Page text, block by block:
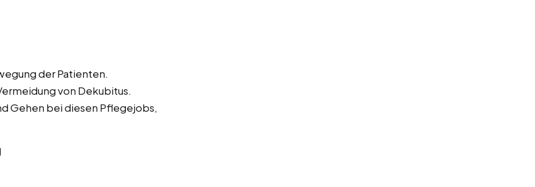
der Patienten.
von Dekubitus.
Gehen bei diesen Pflegejobs,